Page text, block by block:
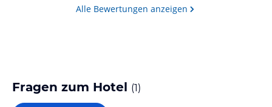
Alle Bewertungen anzeigen
Fragen zum Hotel (1)